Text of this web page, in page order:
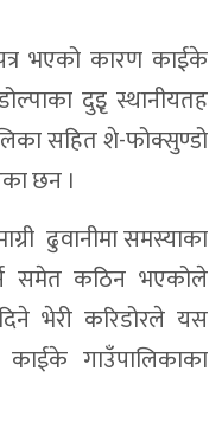
भएको कारण काईके
दुइृ स्थानीयतह
सहित शे-फोक्सुण्डो
छन ।
ढुवानीमा समस्याका
समेत कठिन भएकोले
भेरी करिडोरले यस
काईके गाउँपालिकाका